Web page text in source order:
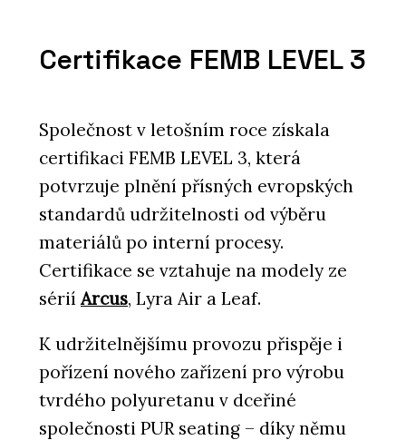
Certifikace FEMB LEVEL 3
Společnost v letošním roce získala
certifikaci FEMB LEVEL 3, která
potvrzuje plnění přísných evropských
standardů udržitelnosti od výběru
materiálů po interní procesy.
Certifikace se vztahuje na modely ze
sérií Arcus, Lyra Air a Leaf.
K udržitelnějšímu provozu přispěje i
pořízení nového zařízení pro výrobu
tvrdého polyuretanu v dceřiné
společnosti PUR seating – díky němu